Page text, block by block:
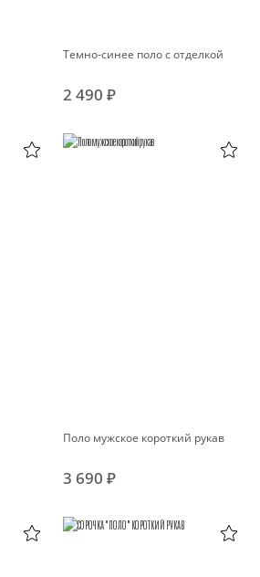
Темно-синее поло с отделкой
2 490 ₽
Поло мужское короткий рукав
3 690 ₽